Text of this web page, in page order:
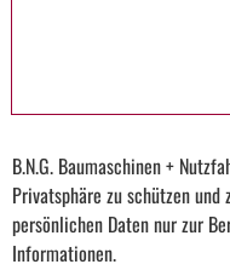
B.N.G. Baumaschinen +
Privatsphäre zu schützen
persönlichen Daten nur zur
Informationen.